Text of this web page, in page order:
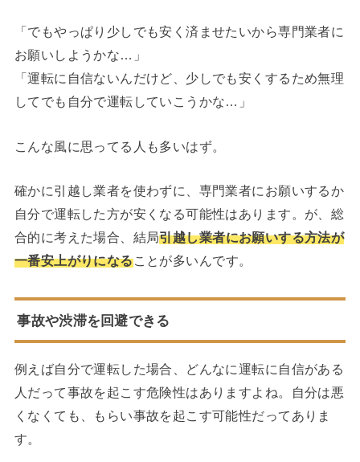
「でもやっぱり少しでも安く済ませたいから専門業者に
お願いしようかな…」
「運転に自信ないんだけど、少しでも安くするため無理
してでも自分で運転していこうかな…」
こんな風に思ってる人も多いはず。
確かに引越し業者を使わずに、専門業者にお願いするか
自分で運転した方が安くなる可能性はあります。が、総
合的に考えた場合、結局引越し業者にお願いする方法が
一番安上がりになることが多いんです。
事故や渋滞を回避できる
例えば自分で運転した場合、どんなに運転に自信がある
人だって事故を起こす危険性はありますよね。自分は悪
くなくても、もらい事故を起こす可能性だってありま
す。